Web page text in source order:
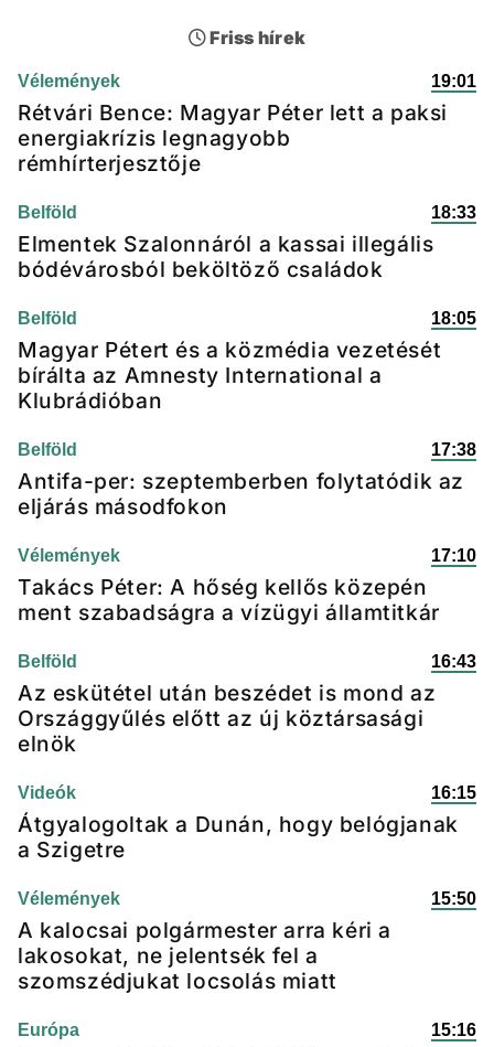
Friss hírek
Vélemények 19:01
Rétvári Bence: Magyar Péter lett a paksi
energiakrízis legnagyobb
rémhírterjesztője
Belföld 18:33
Elmentek Szalonnáról a kassai illegális
bódévárosból beköltöző családok
Belföld 18:05
Magyar Pétert és a közmédia vezetését
bírálta az Amnesty International a
Klubrádióban
Belföld 17:38
Antifa-per: szeptemberben folytatódik az
eljárás másodfokon
Vélemények 17:10
Takács Péter: A hőség kellős közepén
ment szabadságra a vízügyi államtitkár
Belföld 16:43
Az eskütétel után beszédet is mond az
Országgyűlés előtt az új köztársasági
elnök
Videók 16:15
Átgyalogoltak a Dunán, hogy belógjanak
a Szigetre
Vélemények 15:50
A kalocsai polgármester arra kéri a
lakosokat, ne jelentsék fel a
szomszédjukat locsolás miatt
Európa 15:16